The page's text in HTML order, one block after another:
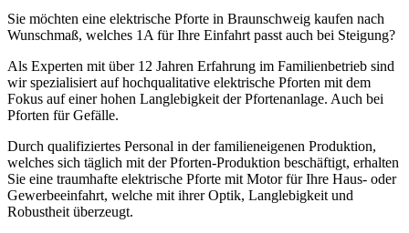
Sie möchten eine elektrische Pforte in Braunschweig kaufen nach
Wunschmaß, welches 1A für Ihre Einfahrt passt auch bei Steigung?
Als Experten mit über 12 Jahren Erfahrung im Familienbetrieb sind
wir spezialisiert auf hochqualitative elektrische Pforten mit dem
Fokus auf einer hohen Langlebigkeit der Pfortenanlage. Auch bei
Pforten für Gefälle.
Durch qualifiziertes Personal in der familieneigenen Produktion,
welches sich täglich mit der Pforten-Produktion beschäftigt, erhalten
Sie eine traumhafte elektrische Pforte mit Motor für Ihre Haus- oder
Gewerbeeinfahrt, welche mit ihrer Optik, Langlebigkeit und
Robustheit überzeugt.